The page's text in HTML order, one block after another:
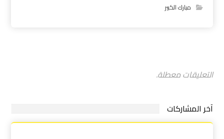
مبارك الكبير
التعليقات معطلة.
آخر المشاركات